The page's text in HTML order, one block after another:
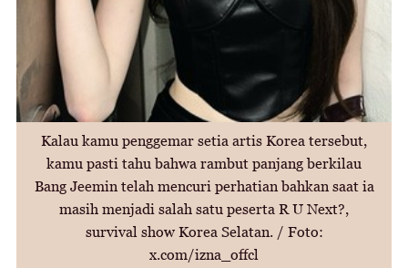
Kalau kamu penggemar setia artis Korea tersebut,
kamu pasti tahu bahwa rambut panjang berkilau
Bang Jeemin telah mencuri perhatian bahkan saat ia
masih menjadi salah satu peserta R U Next?,
survival show Korea Selatan. / Foto:
x.com/izna_offcl